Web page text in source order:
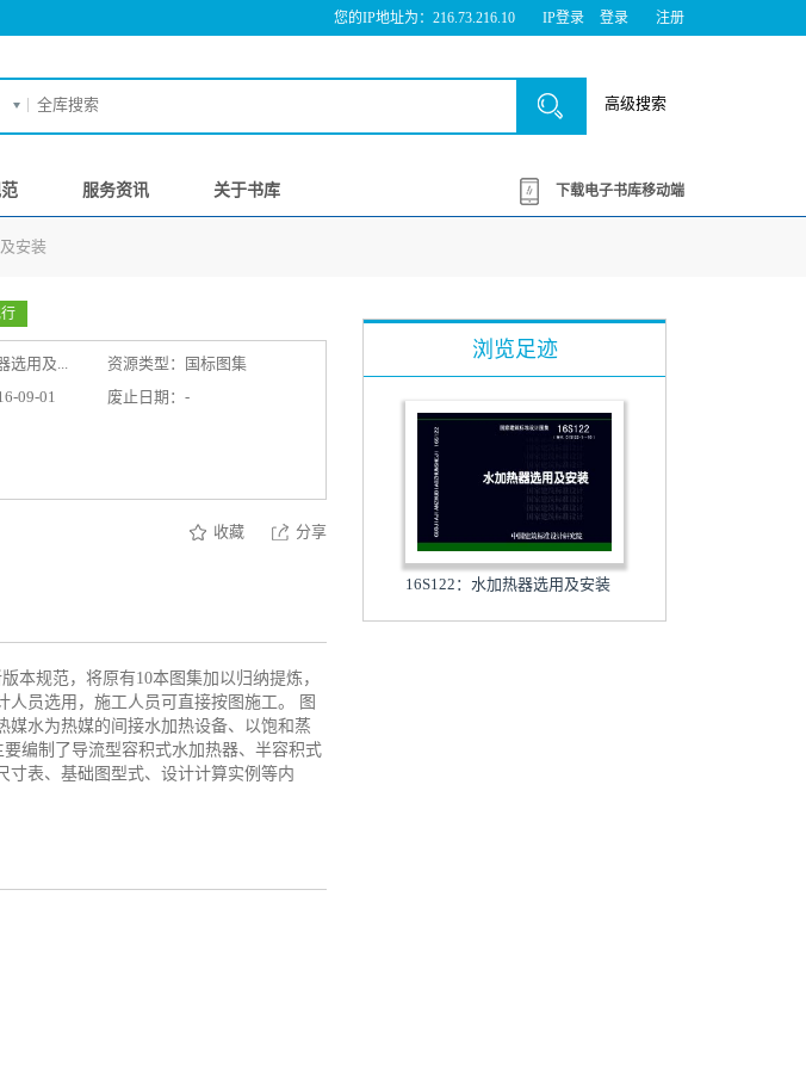
您的IP地址为：216.73.216.10 IP登录 登录 注册
高级搜索
服务资讯 关于书库 下载电子书库移动端
安装
选用及...
资源类型：国标图集
09-01
废止日期：-
收藏 分享
本规范，将原有10本图集加以归纳提炼，
员选用，施工人员可直接按图施工。 图
媒水为热媒的间接水加热设备、以饱和蒸
编制了导流型容积式水加热器、半容积式
寸表、基础图型式、设计计算实例等内
浏览足迹
16S122：水加热器选用及安装